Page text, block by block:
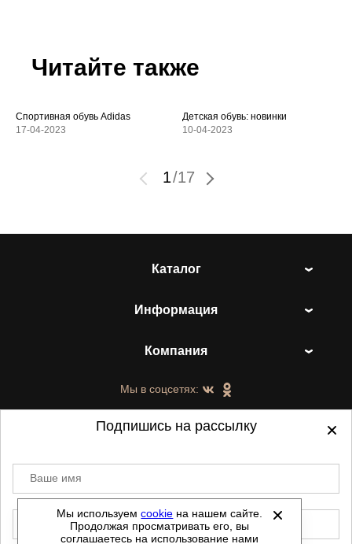
Читайте также
Спортивная обувь Adidas
17-04-2023
Детская обувь: новинки
10-04-2023
1/17
Каталог
Информация
Компания
Мы в соцсетях:
©2021-2026 - ShoesTown.ru - все права
защищены.
Данный сайт не является интернет магазином и
Мы используемcookie на нашем сайте.
Продолжая просматривать его, вы
соглашаетесь на использование нами
Подпишись на рассылку
Ваше имя